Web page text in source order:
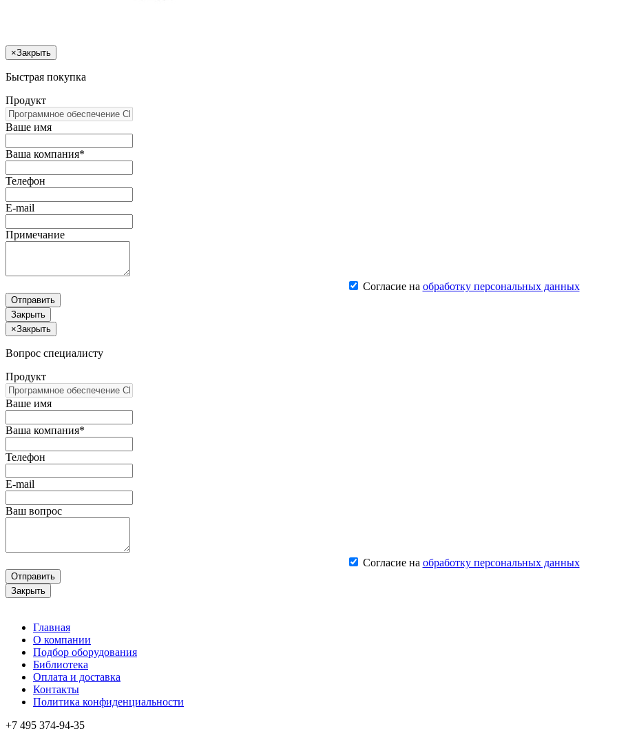
×Закрыть
Быстрая покупка
Продукт
Ваше имя
Ваша компания*
Телефон
E-mail
Примечание
Согласие на обработку персональных данных
Отправить
Закрыть
×Закрыть
Вопрос специалисту
Продукт
Ваше имя
Ваша компания*
Телефон
E-mail
Ваш вопрос
Согласие на обработку персональных данных
Отправить
Закрыть
Главная
О компании
Подбор оборудования
Библиотека
Оплата и доставка
Контакты
Политика конфиденциальности
+7 495 374-94-35